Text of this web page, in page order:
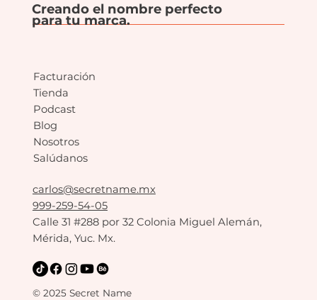
Creando el nombre perfecto
para tu marca.
carlos@secretname.mx
999-259-54-05
Calle 31 #288 por 32 Colonia Miguel Alemán,
Mérida, Yuc. Mx.
Facturación
Tienda
Podcast
Blog
Nosotros
Salúdanos
© 2025 Secret Name